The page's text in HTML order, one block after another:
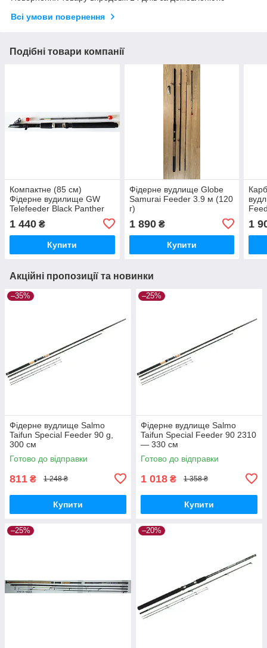
Всі умови повернення
Подібні товари компанії
Компактне (85 см)
Фідерне вудилище GW
Telefeeder Black Panther
1 440 ₴
Купити
Фідерне вудлище Globe
Samurai Feeder 3.9 м (120
г)
1 890₴
Купити
1
Акційні пропозиції та новинки
–35%
Фідерне вудлище Salmo
Taifun Special Feeder 90 g,
300 см
Готово до відправки
811 ₴ 1 248 ₴
Купити
–25%
Фідерне вудлище Salmo
Taifun Special Feeder 90 2310
— 330 см
Готово до відправки
1 018 ₴ 1 358 ₴
Купити
–25% –20%